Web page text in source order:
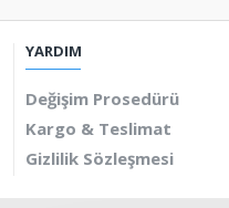
YARDIM
Değişim Prosedürü
Kargo & Teslimat
Gizlilik Sözleşmesi